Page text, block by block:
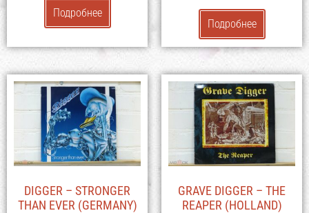
Подробнее
Подробнее
DIGGER – STRONGER
THAN EVER (GERMANY)
GRAVE DIGGER – THE
REAPER (HOLLAND)